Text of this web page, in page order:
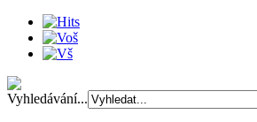
Vyhledávání...